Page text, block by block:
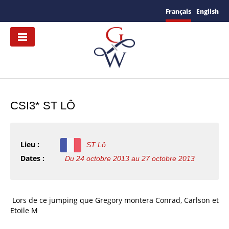
Français English
CSI3* ST LÔ
Lieu : ST Lô
Dates : Du 24 octobre 2013 au 27 octobre 2013
Lors de ce jumping que Gregory montera Conrad, Carlson et
Etoile M